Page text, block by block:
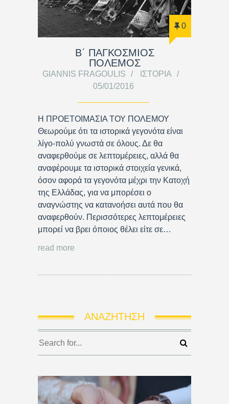
0
Β΄ ΠΑΓΚΟΣΜΙΟΣ
ΠΟΛΕΜΟΣ
GIANNIS FRAGOULIS
ΙΣΤΟΡΊΑ
05/01/2016
Η ΠΡΟΕΤΟΙΜΑΣΙΑ ΤΟΥ ΠΟΛΕΜΟΥ
Θεωρούμε ότι τα ιστορικά γεγονότα είναι
λίγο-πολύ γνωστά σε όλους. Δε θα
αναφερθούμε σε λεπτομέρειες, αλλά θα
αναφέρουμε τα ιστορικά στοιχεία γενικά,
όσον αφορά τα γεγονότα μέχρι την Κατοχή
της Ελλάδας, για να μπορέσει ο
αναγνώστης να κατανοήσει αυτά που θα
αναφερθούν. Περισσότερες λεπτομέρειες
μπορεί να βρει όποιος θέλει είτε σε…
read more
ΑΝΑΖΉΤΗΣΗ